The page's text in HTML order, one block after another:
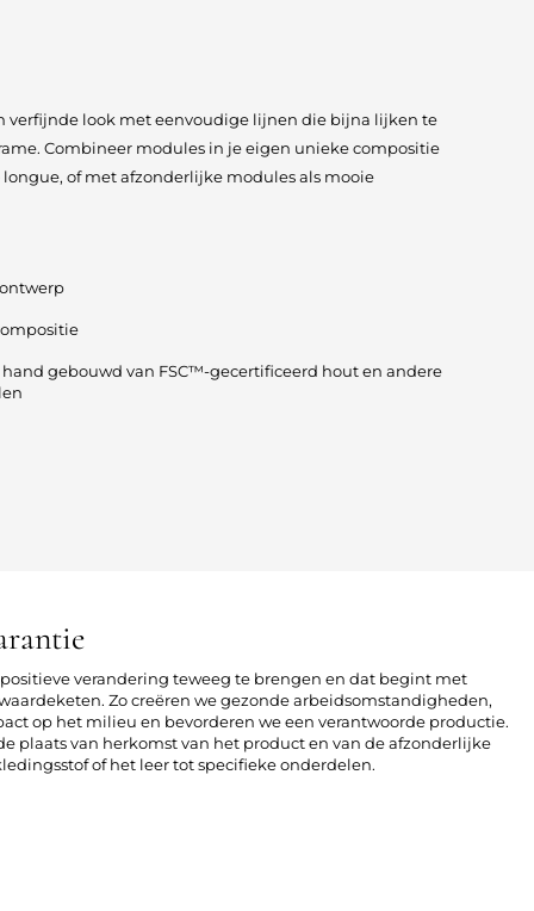
verfijnde look met eenvoudige lijnen die bijna lijken te
Combineer modules in je eigen unieke compositie
of met afzonderlijke modules als mooie
hand gebouwd van FSC™-gecertificeerd hout en andere
verandering teweeg te brengen en dat begint met
Zo creëren we gezonde arbeidsomstandigheden,
op het milieu en bevorderen we een verantwoorde productie.
plaats van herkomst van het product en van de afzonderlijke
of het leer tot specifieke onderdelen.